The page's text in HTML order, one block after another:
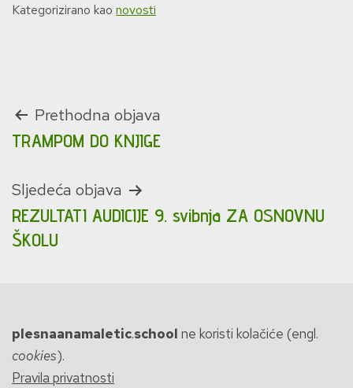
Kategorizirano kao novosti
Navigacija
objava
Prethodna objava
TRAMPOM DO KNJIGE
Sljedeća objava
REZULTATI AUDICIJE 9. svibnja ZA OSNOVNU
ŠKOLU
plesnaanamaletic.school ne koristi kolačiće (engl.
cookies).
Pravila privatnosti